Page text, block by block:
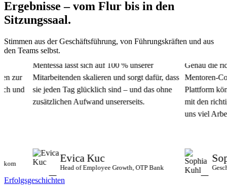
Ergebnisse – vom Flur bis in den
Sitzungssaal.
Stimmen aus der Geschäftsführung, von Führungskräften und aus
den Teams selbst.
zur
und
Mentessa lässt sich auf 100 % unserer
Mitarbeitenden skalieren und sorgt dafür, dass
sie jeden Tag glücklich sind – und das ohne
zusätzlichen Aufwand unsererseits.
Evica Kuc
Head of Employee Growth, OTP Bank
Genau die
Mentoren-
Plattform
mit den
uns viel Arbeit
Erfolgsgeschichten